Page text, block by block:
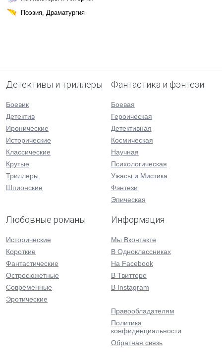
Поэзия, Драматургия
Детективы и триллеры
Боевик
Детектив
Иронические
Исторические
Классические
Крутые
Триллеры
Шпионские
Фантастика и фэнтези
Боевая
Героическая
Детективная
Космическая
Научная
Психологическая
Ужасы и Мистика
Фэнтези
Эпическая
Любовные романы
Исторические
Короткие
Фантастические
Остросюжетные
Современные
Эротические
Информация
Мы Вконтакте
В Одноклассниках
На Facebook
В Твиттере
В Instagram
Правообладателям
Политика
конфиденциальности
Обратная связь